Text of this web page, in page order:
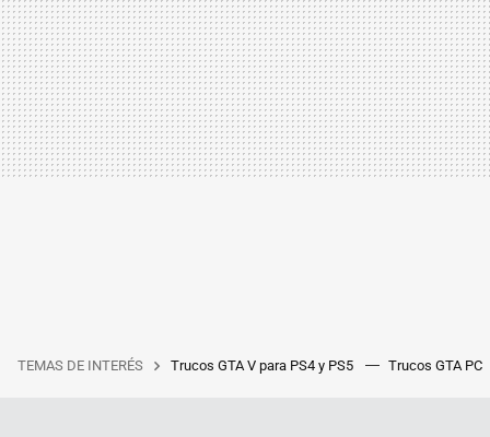
TEMAS DE INTERÉS Trucos GTA V para PS4 y PS5 Trucos GTA PC